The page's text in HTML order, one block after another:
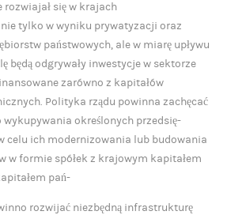
rozwiajał się w krajach
tylko w wyniku prywatyzacji oraz
państwowych, ale w miarę upływu
będą odgrywały inwestycje w sektorze
zarówno z kapitałów
Polityka rządu powinna zachęcać
wykupywania określonych przedsię-
celu ich modernizowania lub budowania
w formie spółek z krajowym kapitałem
pań-
rozwijać niezbędną infrastrukturę